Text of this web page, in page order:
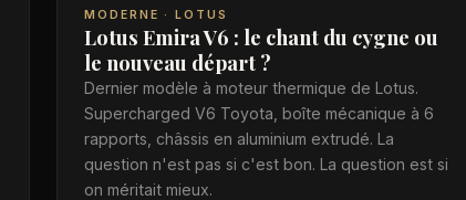
MODERNE · LOTUS
Lotus Emira V6 : le chant du cygne ou
le nouveau départ ?
Dernier modèle à moteur thermique de Lotus.
Supercharged V6 Toyota, boîte mécanique à 6
rapports, châssis en aluminium extrudé. La
question n'est pas si c'est bon. La question est si
on méritait mieux.